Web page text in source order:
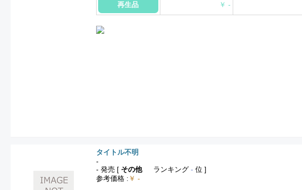
再生品 ￥ -
タイトル不明
-
- 発売 [ その他 ランキング - 位 ]
参考価格 : ￥ -